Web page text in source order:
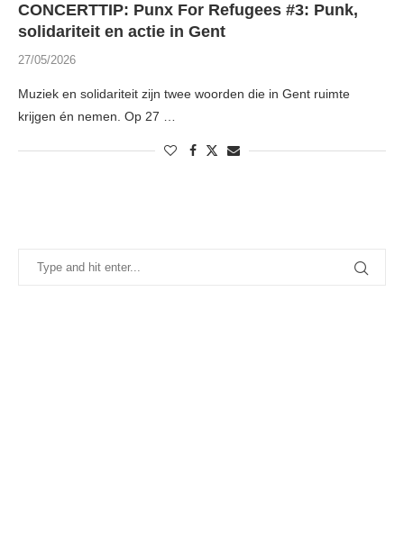
CONCERTTIP: Punx For Refugees #3: Punk,
solidariteit en actie in Gent
27/05/2026
Muziek en solidariteit zijn twee woorden die in Gent ruimte
krijgen én nemen. Op 27 …